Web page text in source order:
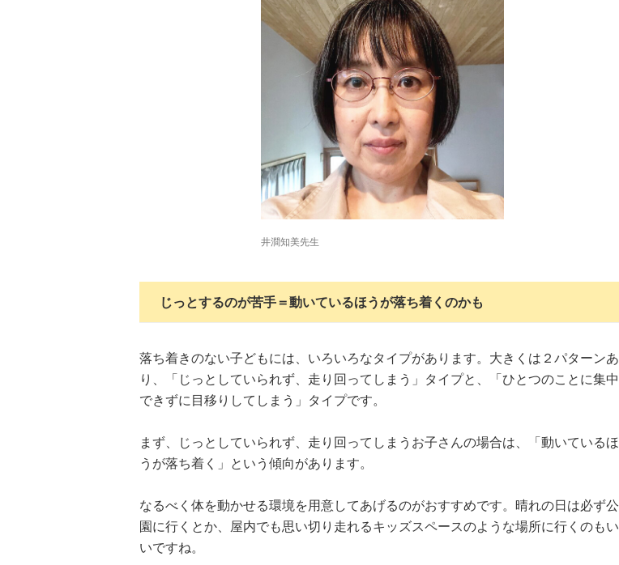
井澗知美先生
じっとするのが苦手＝動いているほうが落ち着くのかも
落ち着きのない子どもには、いろいろなタイプがあります。大きくは２パターンあ
り、「じっとしていられず、走り回ってしまう」タイプと、「ひとつのことに集中
できずに目移りしてしまう」タイプです。
まず、じっとしていられず、走り回ってしまうお子さんの場合は、「動いているほ
うが落ち着く」という傾向があります。
なるべく体を動かせる環境を用意してあげるのがおすすめです。晴れの日は必ず公
園に行くとか、屋内でも思い切り走れるキッズスペースのような場所に行くのもい
いですね。